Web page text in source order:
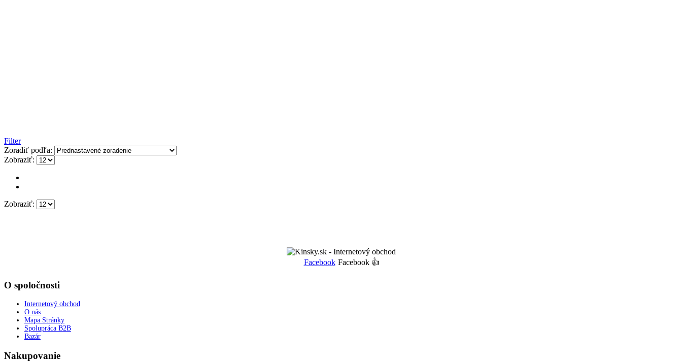
Filter
Zoradiť podľa:
Zobraziť:
Zobraziť:
Facebook Facebook 👍
O spoločnosti
Internetový obchod
O nás
Mapa Stránky
Spolupráca B2B
Bazár
Nakupovanie